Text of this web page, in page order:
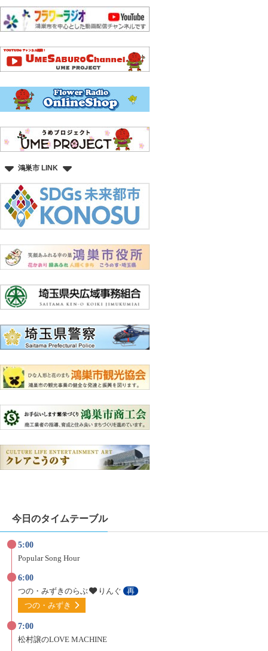
鴻巣市 LINK
今日のタイムテーブル
5:00
Popular Song Hour
6:00
つの・みずきのらぶ
りんぐ
再
つの・みずき
7:00
松村譲のLOVE MACHINE